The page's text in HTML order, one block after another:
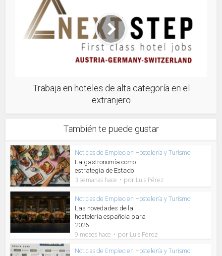
Trabaja en hoteles de alta categoría en el
extranjero
También te puede gustar
Noticias de Empleo en Hostelería y Turismo
La gastronomía como
estrategia de Estado
3 semanas hace por Luis Pérez
Noticias de Empleo en Hostelería y Turismo
Las novedades de la
hostelería española para
2026
9 meses hace por Luis Pérez
Noticias de Empleo en Hostelería y Turismo